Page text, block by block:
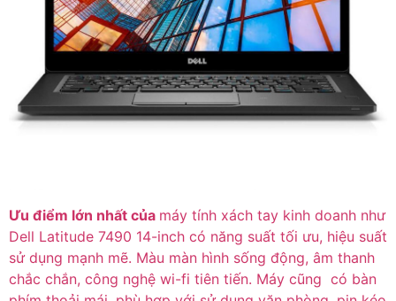
Ưu điểm lớn nhất của máy tính xách tay kinh doanh như
Dell Latitude 7490 14-inch có năng suất tối ưu, hiệu suất
sử dụng mạnh mẽ. Màu màn hình sống động, âm thanh
chắc chắn, công nghệ wi-fi tiên tiến. Máy cũng có bàn